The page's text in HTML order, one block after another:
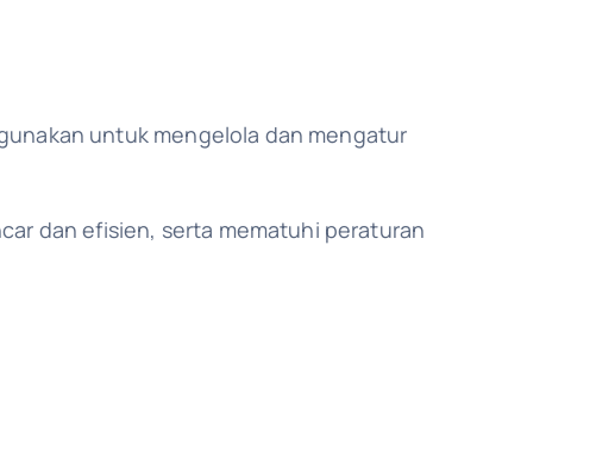
untuk mengelola dan mengatur
dan efisien, serta mematuhi peraturan